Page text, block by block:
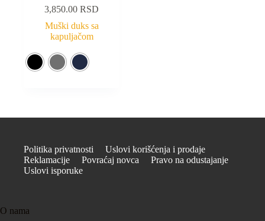
3,850.00RSD
Muški duks sa
kapuljačom
Politika privatnosti
Uslovi korišćenja i prodaje
Reklamacije
Povraćaj novca
Pravo na odustajanje
Uslovi isporuke
O nama